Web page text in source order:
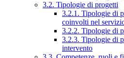
3.2. Tipologie di progetti
3.2.1. Tipologie di
coinvolti nel
3.2.2. Tipologie di
3.2.3. Tipologie di
intervento